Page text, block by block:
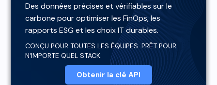
Des données précises et vérifiables sur le
carbone pour optimiser les FinOps, les
rapports ESG et les choix IT durables.
CONÇU POUR TOUTES LES ÉQUIPES. PRÊT POUR
N'IMPORTE QUEL STACK.
Obtenir la clé API